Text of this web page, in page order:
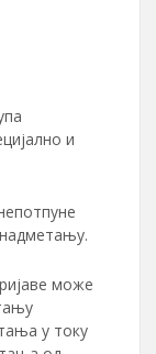
и
може
у току